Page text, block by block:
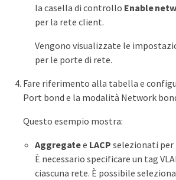
la casella di controllo Enable
per la rete client.
Vengono visualizzate le
per le porte di rete.
Fare riferimento alla tabella e
Port bond e la modalità Network
Questo esempio mostra:
Aggregatee LACP selezionati per
È necessario specificare un tag
ciascuna rete. È possibile